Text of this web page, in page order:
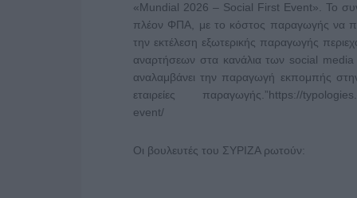
«Mundial 2026 – Social First Event». Το
πλέον ΦΠΑ, με το κόστος παραγωγής να
την εκτέλεση εξωτερικής παραγωγής
αναρτήσεων στα κανάλια των social media
αναλαμβάνει την παραγωγή εκπομπής
εταιρείες παραγωγής.”https://
event/
Οι βουλευτές του ΣΥΡΙΖΑ ρωτούν: